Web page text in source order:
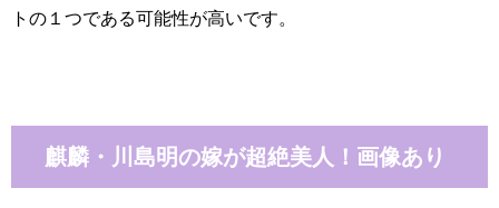
トの１つである可能性が高いです。
麒麟・川島明の嫁が超絶美人！画像あり